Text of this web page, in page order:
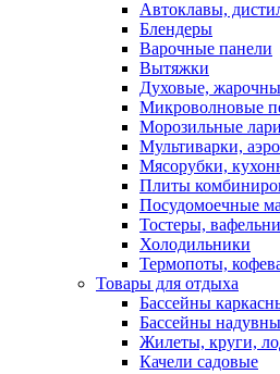
Автоклавы,
Блендеры
Варочные панели
Вытяжки
Духовые,
Микроволновые
Морозильные лари
Мультиварки,
Мясорубки,
Плиты
Посудомоечные
Тостеры,
Холодильники
Термопоты,
Товары для отдыха
Бассейны
Бассейны
Жилеты, круги,
Качели садовые